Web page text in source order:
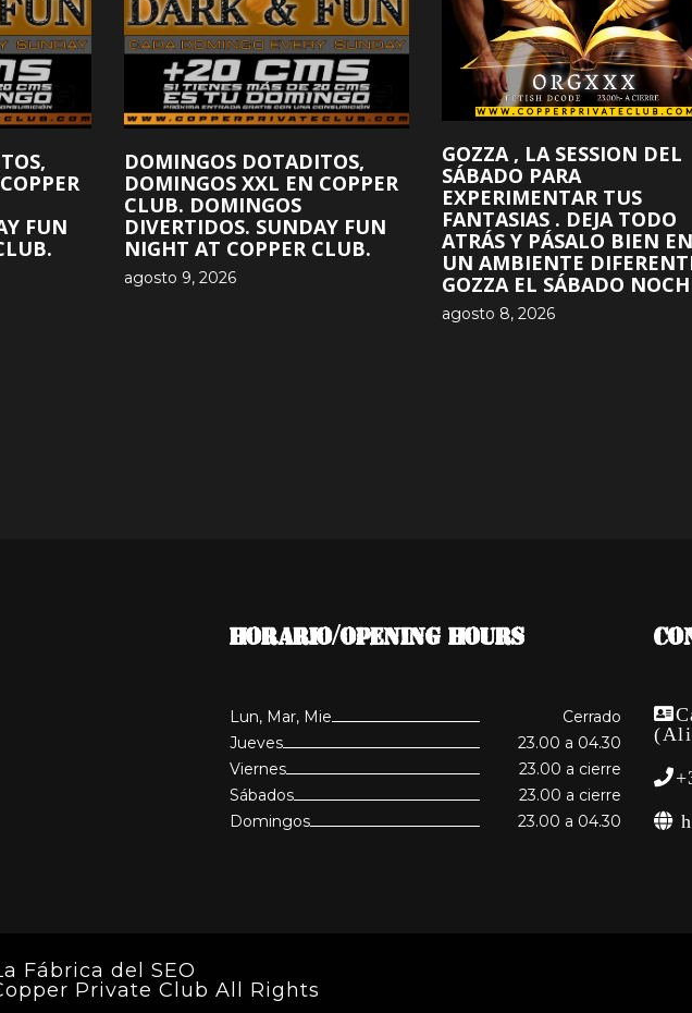
FUN
DOMINGOS DOTADITOS,
DOMINGOS XXL EN COPPER
CLUB. DOMINGOS
DIVERTIDOS. SUNDAY FUN
NIGHT AT COPPER CLUB.
agosto 9, 2026
GOZZA , LA SESSION DEL
SÁBADO PARA
EXPERIMENTAR TUS
FANTASIAS . DEJA TODO
ATRÁS Y PÁSALO BIEN EN
UN AMBIENTE
GOZZA EL SÁBADO
agosto 8, 2026
HORARIO/OPENING HOURS
Lun, Mar, Mie
Cerrado
Jueves
23.00 a 04.30
Viernes
23.00 a cierre
Sábados
23.00 a cierre
Domingos
23.00 a 04.30
Fábrica del SEO
Private Club All Rights